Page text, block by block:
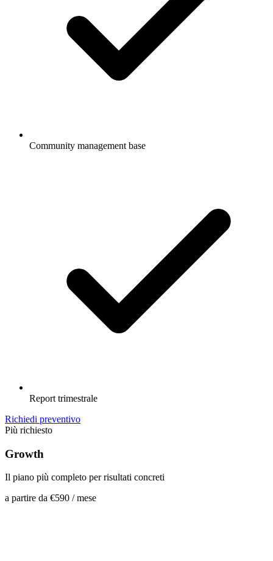
Community management base
Report trimestrale
Richiedi preventivo
Più richiesto
Growth
Il piano più completo per risultati concreti
a partire da €590 / mese